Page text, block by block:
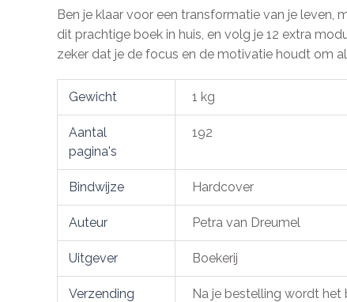
Ben je klaar voor een transformatie van je leven,
dit prachtige boek in huis, en volg je 12 extra
zeker dat je de focus en de motivatie houdt om
Gewicht 1 kg
Aantal
pagina's
192
Bindwijze Hardcover
Auteur Petra van Dreumel
Uitgever Boekerij
Verzending
Na je bestelling wordt het